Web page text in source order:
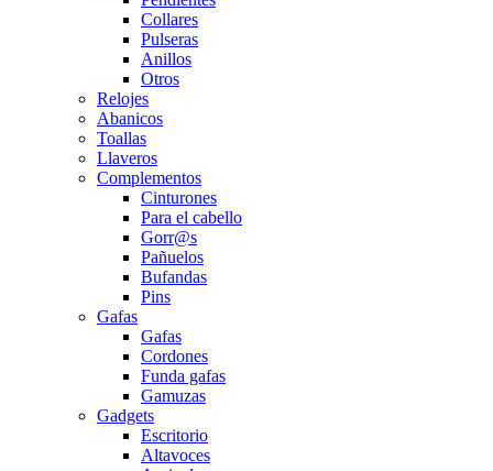
Collares
Pulseras
Anillos
Otros
Relojes
Abanicos
Toallas
Llaveros
Complementos
Cinturones
Para el cabello
Gorr@s
Pañuelos
Bufandas
Pins
Gafas
Gafas
Cordones
Funda gafas
Gamuzas
Gadgets
Escritorio
Altavoces